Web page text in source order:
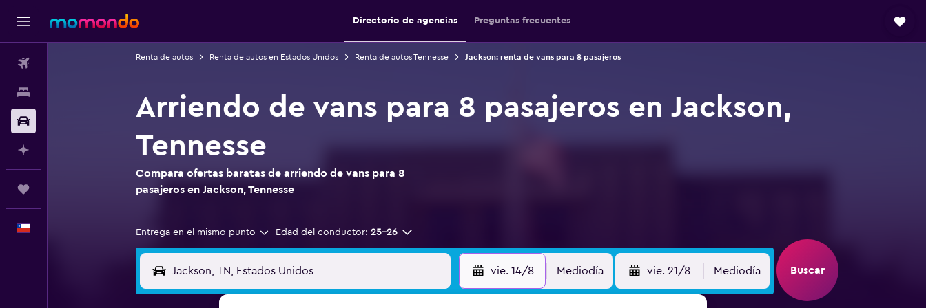
Directorio de agencias Preguntas frecuentes
Renta de autos Renta de autos en Estados Unidos Renta de autos Tennesse Jackson: renta de vans para 8 pasajeros
Arriendo de vans para 8 pasajeros en Jackson,
Tennesse
Compara ofertas baratas de arriendo de vans para 8
pasajeros en Jackson, Tennesse
Entrega en el mismo punto Edad del conductor: 25-26
vie. 14/8 Mediodía vie. 21/8 Mediodía Buscar